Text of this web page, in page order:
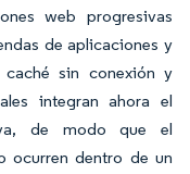
web progresivas
de aplicaciones y
caché sin conexión y
integran ahora el
de modo que el
ocurren dentro de un